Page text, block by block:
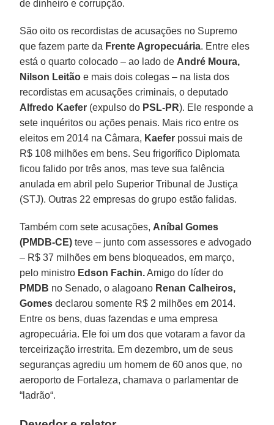
de dinheiro e corrupção.
São oito os recordistas de acusações no Supremo
que fazem parte da Frente Agropecuária. Entre eles
está o quarto colocado – ao lado de André Moura,
Nilson Leitão e mais dois colegas – na lista dos
recordistas em acusações criminais, o deputado
Alfredo Kaefer (expulso do PSL-PR). Ele responde a
sete inquéritos ou ações penais. Mais rico entre os
eleitos em 2014 na Câmara, Kaefer possui mais de
R$ 108 milhões em bens. Seu frigorífico Diplomata
ficou falido por três anos, mas teve sua falência
anulada em abril pelo Superior Tribunal de Justiça
(STJ). Outras 22 empresas do grupo estão falidas.
Também com sete acusações, Aníbal Gomes
(PMDB-CE) teve – junto com assessores e advogado
– R$ 37 milhões em bens bloqueados, em março,
pelo ministro Edson Fachin.Amigo do líder do
PMDB no Senado, o alagoano Renan Calheiros,
Gomes declarou somente R$ 2 milhões em 2014.
Entre os bens, duas fazendas e uma empresa
agropecuária. Ele foi um dos que votaram a favor da
terceirização irrestrita. Em dezembro, um de seus
seguranças agrediu um homem de 60 anos que, no
aeroporto de Fortaleza, chamava o parlamentar de
“ladrão“.